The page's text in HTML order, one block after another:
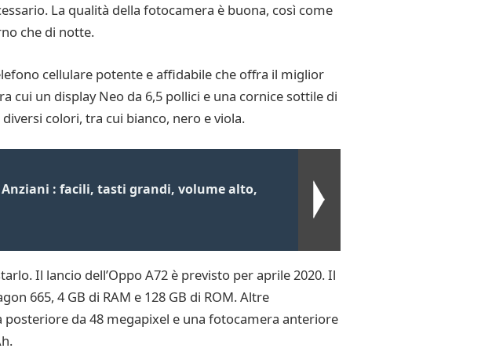
La qualità della fotocamera è buona, così come
che di notte.
cellulare potente e affidabile che offra il miglior
un display Neo da 6,5 pollici e una cornice sottile di
colori, tra cui bianco, nero e viola.
: facili, tasti grandi, volume alto,
Il lancio dell’Oppo A72 è previsto per aprile 2020. Il
665, 4 GB di RAM e 128 GB di ROM. Altre
posteriore da 48 megapixel e una fotocamera anteriore